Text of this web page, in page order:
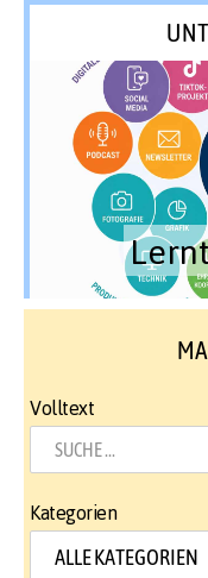
Volltext
Kategorien